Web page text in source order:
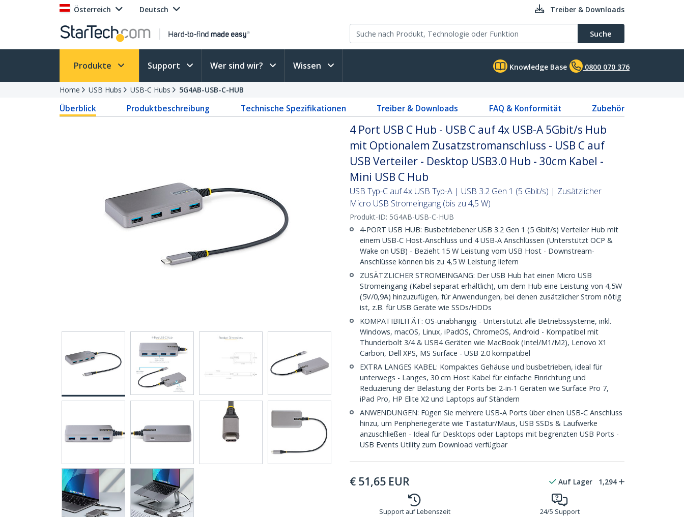
Österreich Deutsch Treiber & Downloads
Suche
Produkte Support Wer sind wir? Wissen Knowledge Base 0800 070 376
Home USB Hubs USB-C Hubs 5G4AB-USB-C-HUB
Überblick Produktbeschreibung Technische Spezifikationen Treiber & Downloads FAQ & Konformität Zubehör
4 Port USB C Hub - USB C auf 4x USB-A 5Gbit/s Hub
mit Optionalem Zusatzstromanschluss - USB C auf
USB Verteiler - Desktop USB3.0 Hub - 30cm Kabel -
Mini USB C Hub
USB Typ-C auf 4x USB Typ-A | USB 3.2 Gen 1 (5 Gbit/s) | Zusätzlicher
Micro USB Stromeingang (bis zu 4,5 W)
Produkt-ID: 5G4AB-USB-C-HUB
4-PORT USB HUB: Busbetriebener USB 3.2 Gen 1 (5 Gbit/s) Verteiler Hub mit
einem USB-C Host-Anschluss und 4 USB-A Anschlüssen (Unterstützt OCP &
Wake on USB) - Bezieht 15 W Leistung vom USB Host - Downstream-
Anschlüsse können bis zu 4,5 W Leistung liefern
ZUSÄTZLICHER STROMEINGANG: Der USB Hub hat einen Micro USB
Stromeingang (Kabel separat erhältlich), um dem Hub eine Leistung von 4,5W
(5V/0,9A) hinzuzufügen, für Anwendungen, bei denen zusätzlicher Strom nötig
ist, z.B. für USB Geräte wie SSDs/HDDs
KOMPATIBILITÄT: OS-unabhängig - Unterstützt alle Betriebssysteme, inkl.
Windows, macOS, Linux, iPadOS, ChromeOS, Android - Kompatibel mit
Thunderbolt 3/4 & USB4 Geräten wie MacBook (Intel/M1/M2), Lenovo X1
Carbon, Dell XPS, MS Surface - USB 2.0 kompatibel
EXTRA LANGES KABEL: Kompaktes Gehäuse und busbetrieben, ideal für
unterwegs - Langes, 30 cm Host Kabel für einfache Einrichtung und
Reduzierung der Belastung der Ports bei 2-in-1 Geräten wie Surface Pro 7,
iPad Pro, HP Elite X2 und Laptops auf Ständern
ANWENDUNGEN: Fügen Sie mehrere USB-A Ports über einen USB-C Anschluss
hinzu, um Peripheriegeräte wie Tastatur/Maus, USB SSDs & Laufwerke
anzuschließen - Ideal für Desktops oder Laptops mit begrenzten USB Ports -
USB Events Utility zum Download verfügbar
€ 51,65 EUR Auf Lager 1,294
Support auf Lebenszeit 24/5 Support